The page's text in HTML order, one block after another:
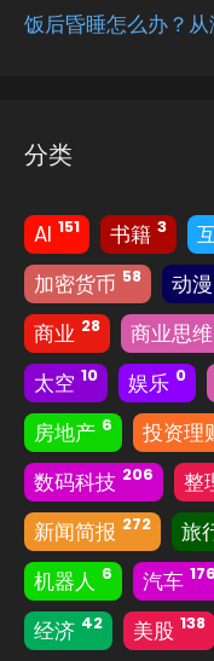
饭后昏睡怎么办？
分类
AI 151 书籍 3
加密货币 58 动漫
商业 28 商业思维
太空 10 娱乐 0
房地产 6 投资理
数码科技 206 整
新闻简报 272 旅
机器人 6 汽车 176
经济 42 美股 138